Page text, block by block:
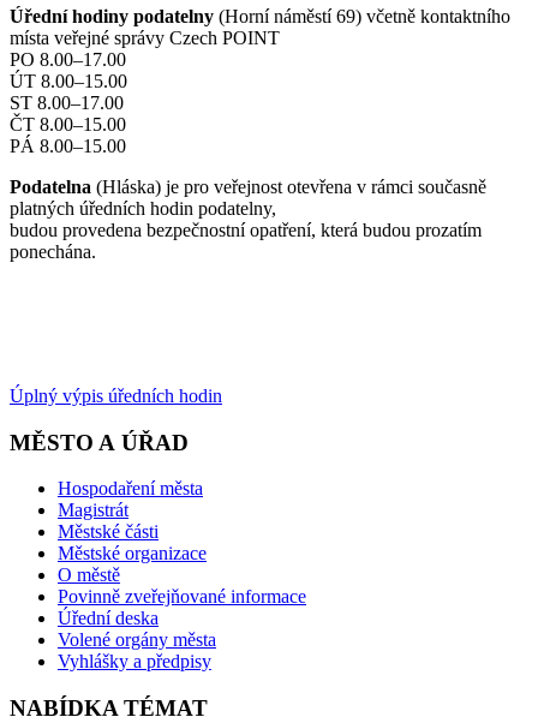
Úřední hodiny podatelny (Horní náměstí 69) včetně kontaktního
místa veřejné správy Czech POINT
PO 8.00–17.00
ÚT 8.00–15.00
ST 8.00–17.00
ČT 8.00–15.00
PÁ 8.00–15.00
Podatelna (Hláska) je pro veřejnost otevřena v rámci současně
platných úředních hodin podatelny,
budou provedena bezpečnostní opatření, která budou prozatím
ponechána.
Úplný výpis úředních hodin
MĚSTO A ÚŘAD
Hospodaření města
Magistrát
Městské části
Městské organizace
O městě
Povinně zveřejňované informace
Úřední deska
Volené orgány města
Vyhlášky a předpisy
NABÍDKA TÉMAT